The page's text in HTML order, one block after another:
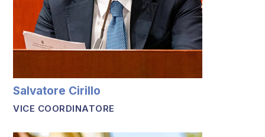
Salvatore Cirillo
VICE COORDINATORE